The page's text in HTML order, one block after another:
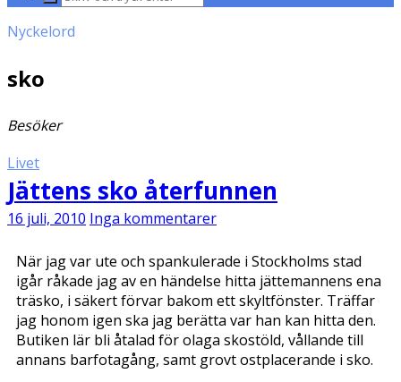
Nyckelord
sko
Besöker
Livet
Jättens sko återfunnen
16 juli, 2010 Inga kommentarer
När jag var ute och spankulerade i Stockholms stad
igår råkade jag av en händelse hitta jättemannens ena
träsko, i säkert förvar bakom ett skyltfönster. Träffar
jag honom igen ska jag berätta var han kan hitta den.
Butiken lär bli åtalad för olaga skostöld, vållande till
annans barfotagång, samt grovt ostplacerande i sko.